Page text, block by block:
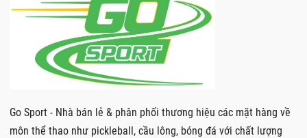
Go Sport - Nhà bán lẻ & phân phối thương hiệu các mặt hàng về
môn thể thao như pickleball, cầu lông, bóng đá với chất lượng